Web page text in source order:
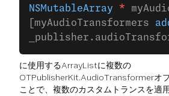
NSMutableArray *
[myAudioTransformers
に使用するArrayListに複数の
OTPublisherKit.AudioTransformerオ
ことで、複数のカスタムトランスを適